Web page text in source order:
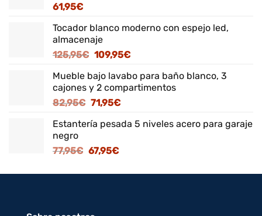
61,95€
Tocador blanco moderno con espejo led,
almacenaje
125,95€ El
original
era:
125,95€.
109,95€El
actual
es:
Mueble bajo lavabo para baño blanco, 3
cajones y 2 compartimentos
82,95€ El
original
82,95€.
71,95€El
actual
Estantería pesada 5 niveles acero para garaje
negro
77,95€ El
original
67,95€El
actual